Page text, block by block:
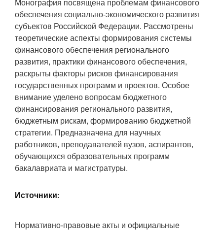
Монография посвящена проблемам финансового
обеспечения социально-экономического развития
субъектов Российской Федерации. Рассмотрены
теоретические аспекты формирования системы
финансового обеспечения регионального
развития, практики финансового обеспечения,
раскрыты факторы рисков финансирования
государственных программ и проектов. Особое
внимание уделено вопросам бюджетного
финансирования регионального развития,
бюджетным рискам, формированию бюджетной
стратегии. Предназначена для научных
работников, преподавателей вузов, аспирантов,
обучающихся образовательных программ
бакалавриата и магистратуры.
Источники:
Нормативно-правовые акты и официальные